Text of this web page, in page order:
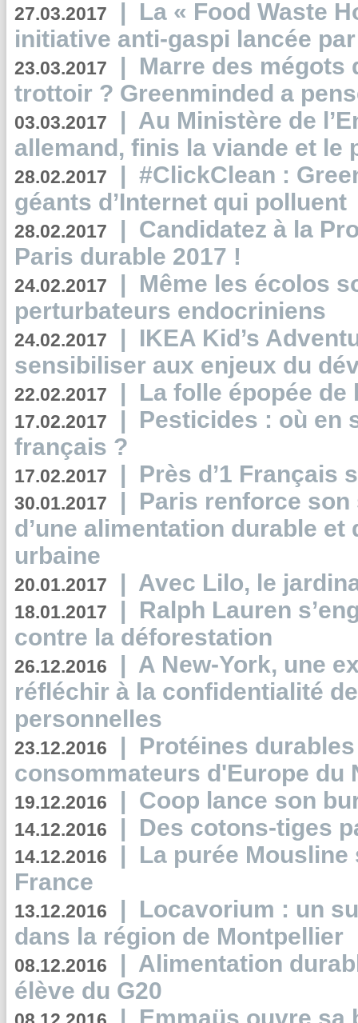
27.03.2017 | La « Food Waste
initiative anti-gaspi lancée
23.03.2017 | Marre des mégots
trottoir ? Greenminded a
03.03.2017 | Au Ministère de
allemand, finis la viande et le
28.02.2017 | #ClickClean :
géants d’Internet qui polluent
28.02.2017 | Candidatez à la
Paris durable 2017 !
24.02.2017 | Même les écolos
perturbateurs endocriniens
24.02.2017 | IKEA Kid’s
sensibiliser aux enjeux du
22.02.2017 | La folle épopée de
17.02.2017 | Pesticides : où en
français ?
17.02.2017 | Près d’1 Français
30.01.2017 | Paris renforce
d’une alimentation durable et
urbaine
20.01.2017 | Avec Lilo, le
18.01.2017 | Ralph Lauren
contre la déforestation
26.12.2016 | A New-York, une
réfléchir à la confidentialité
personnelles
23.12.2016 | Protéines
consommateurs d'Europe du
19.12.2016 | Coop lance son
14.12.2016 | Des cotons-tiges
14.12.2016 | La purée
France
13.12.2016 | Locavorium : un
dans la région de Montpellier
08.12.2016 | Alimentation
élève du G20